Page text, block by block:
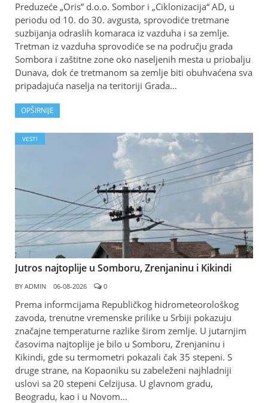
Preduzeće „Oris” d.o.o. Sombor i „Ciklonizacija“ AD, u
periodu od 10. do 30. avgusta, sprovodiće tretmane
suzbijanja odraslih komaraca iz vazduha i sa zemlje.
Tretman iz vazduha sprovodiće se na području grada
Sombora i zaštitne zone oko naseljenih mesta u priobalju
Dunava, dok će tretmanom sa zemlje biti obuhvaćena sva
pripadajuća naselja na teritoriji Grada…
OPŠIRNIJE
VESTI
Jutros najtoplije u Somboru, Zrenjaninu i Kikindi
BY ADMIN 06-08-2026 0
Prema informcijama Republičkog hidrometeorološkog
zavoda, trenutne vremenske prilike u Srbiji pokazuju
značajne temperaturne razlike širom zemlje. U jutarnjim
časovima najtoplije je bilo u Somboru, Zrenjaninu i
Kikindi, gde su termometri pokazali čak 35 stepeni. S
druge strane, na Kopaoniku su zabeleženi najhladniji
uslovi sa 20 stepeni Celzijusa. U glavnom gradu,
Beogradu, kao i u Novom…